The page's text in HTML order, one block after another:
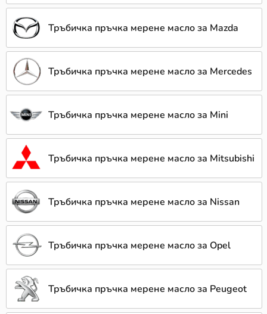
Тръбичка пръчка мерене масло за Mazda
Тръбичка пръчка мерене масло за Mercedes
Тръбичка пръчка мерене масло за Mini
Тръбичка пръчка мерене масло за Mitsubishi
Тръбичка пръчка мерене масло за Nissan
Тръбичка пръчка мерене масло за Opel
Тръбичка пръчка мерене масло за Peugeot